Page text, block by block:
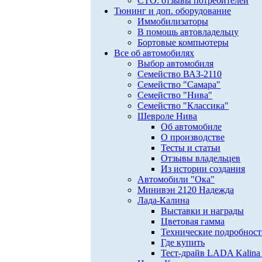
Тюнинг и доп. оборудование
Иммобилизаторы
В помощь автовладельцу
Бортовые компьютеры
Все об автомобилях
Выбор автомобиля
Семейство ВАЗ-2110
Семейство "Самара"
Семейство "Нива"
Семейство "Классика"
Шевроле Нива
Об автомобиле
О производстве
Тесты и статьи
Отзывы владельцев
Из истории создания
Автомобили "Ока"
Минивэн 2120 Надежда
Лада-Калина
Выставки и награды
Цветовая гамма
Технические
Где купить
Тест-драйв LADA Kalina